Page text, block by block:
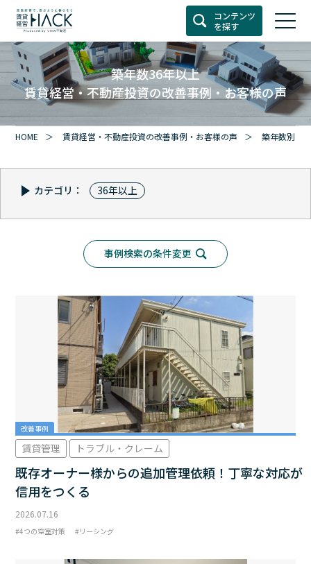
コンテンツ
を探す
築年数36年以上
賃貸経営・不動産投資の改善事例・お客様の声
HOME 賃貸経営・不動産投資の改善事例・お客様の声 築年数別
カテゴリ： 36年以上
事例検索の条件変更
改善事例
賃貸管理 トラブル・クレーム
既存オーナー様からの追加管理依頼！丁寧な対応が
信用をつくる
2026.07.16
4つの空室対策 リーシング